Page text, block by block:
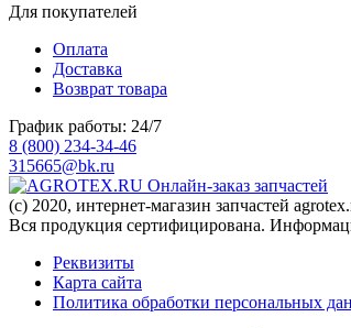
Для покупателей
Оплата
Доставка
Возврат товара
График работы: 24/7
8 (800) 234-34-46
315665@bk.ru
Онлайн-заказ запчастей
(c) 2020, интернет-магазин запчастей
Вся продукция сертифицирована.
Реквизиты
Карта сайта
Политика обработки персональных